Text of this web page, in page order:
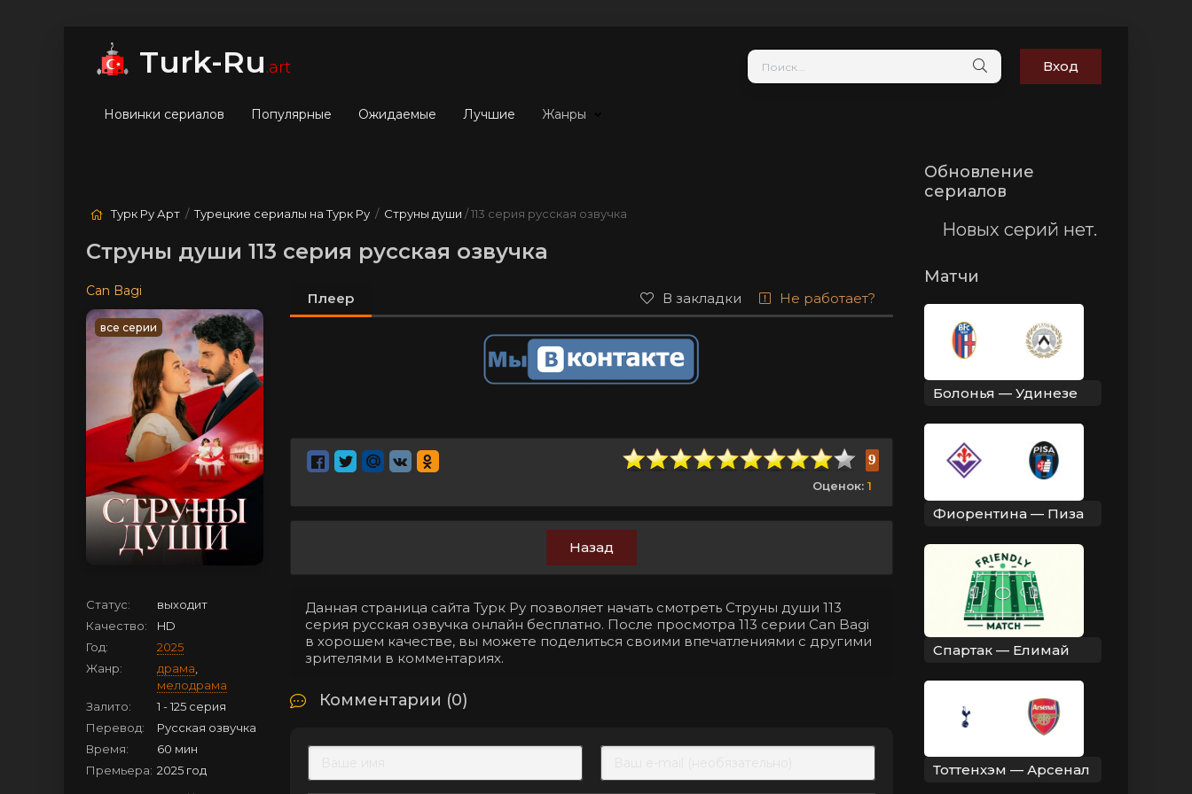
Turk-Ru.art Вход
Новинки сериалов Популярные Ожидаемые Лучшие Жанры
Турк Ру Арт /Турецкие сериалы на Турк Ру / Струны души / 113 серия русская озвучка
Струны души 113 серия русская озвучка
Can Bagi
все серии
Статус:
выходит
Качество:
HD
Год:
2025
Жанр:
драма
мелодрама
Залито:
1 - 125 серия
Перевод:
Русская озвучка
Время:
60 мин
Премьера: 2025 год
Плеер В закладки Не работает?
9
Оценок: 1
Назад
Данная страница сайта Турк Ру позволяет начать смотреть Струны души 113
серия русская озвучка онлайн бесплатно. После просмотра 113 серии Can Bagi
в хорошем качестве, вы можете поделиться своими впечатлениями с другими
зрителями в комментариях.
Комментарии (0)
Обновление
сериалов
Новых серий нет.
Матчи
Болонья — Удинезе
Фиорентина — Пиза
Спартак — Елимай
Тоттенхэм — Арсенал